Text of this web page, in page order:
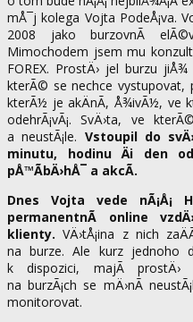
mÅ¯j kolega Vojta PodeÅ¡va.
2008 jako burzovnÃ­
Mimochodem jsem mu
FOREX. ProstÄ› jel burzu
kterÃ© se nechce vystupovat,
kterÃ½ je akÄnÃ­, Å¾ivÃ½, ve
odehrÃ¡vÃ¡. SvÄ›ta, ve
a neustÃ¡le. Vstoupil do
minutu, hodinu Äi den
pÅ™Ã­bÄ›hÅ¯ a akcÃ­.
Dnes Vojta vede nÃ¡Å¡
permanentnÃ­ online
klienty. VÄ›tÅ¡ina z nich
na burze. Ale kurz jednoho
k dispozici, majÃ­ prostÄ›
na burzÃ¡ch se mÄ›nÃ­
monitorovat.